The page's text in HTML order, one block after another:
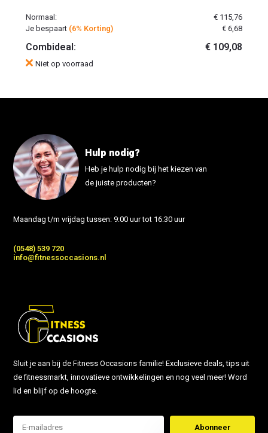
Normaal:
€ 115,76
Je bespaart (6% Korting) € 6,68
Combideal: € 109,08
Niet op voorraad
Hulp nodig?
Heb je hulp nodig bij het kiezen van
de juiste producten?
Maandag t/m vrijdag tussen: 9:00 uur tot 16:30 uur
(0548) 539 720
info@fitnessoccasions.nl
Sluit je aan bij de Fitness Occasions familie! Exclusieve deals, tips uit
de fitnessmarkt, innovatieve ontwikkelingen en nog veel meer! Word
lid en blijf op de hoogte.
Abonneer